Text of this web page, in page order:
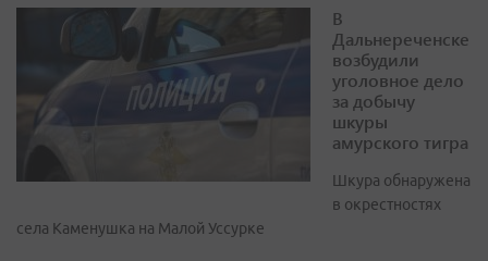
В
Дальнереченске
возбудили
уголовное дело
за добычу
шкуры
амурского тигра
Шкура обнаружена
в окрестностях
села Каменушка на Малой Уссурке